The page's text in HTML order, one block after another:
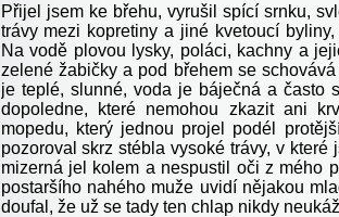
Přijel jsem ke břehu, vyrušil spící srnku,
trávy mezi kopretiny a jiné kvetoucí
Na vodě plovou lysky, poláci, kachny a
zelené žabičky a pod břehem se
je teplé, slunné, voda je báječná a často
dopoledne, které nemohou zkazit ani
mopedu, který jednou projel podél
pozoroval skrz stébla vysoké trávy, v
mizerná jel kolem a nespustil oči z mého
postaršího nahého muže uvidí nějakou
doufal, že už se tady ten chlap nikdy